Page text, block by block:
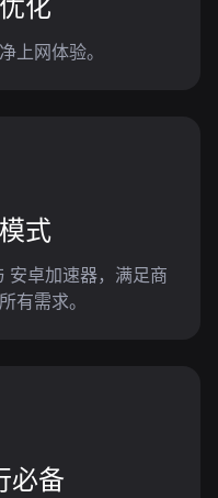
上网体验。
式
安卓加速器，满足商
有需求。
必备